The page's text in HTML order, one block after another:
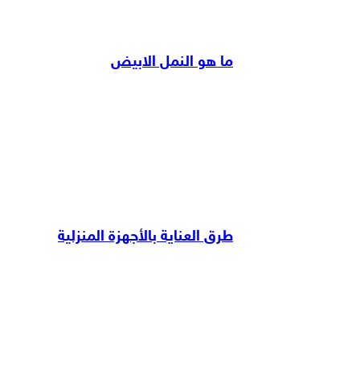
ما هو النمل الابيض
طرق العناية بالأجهزة المنزلية